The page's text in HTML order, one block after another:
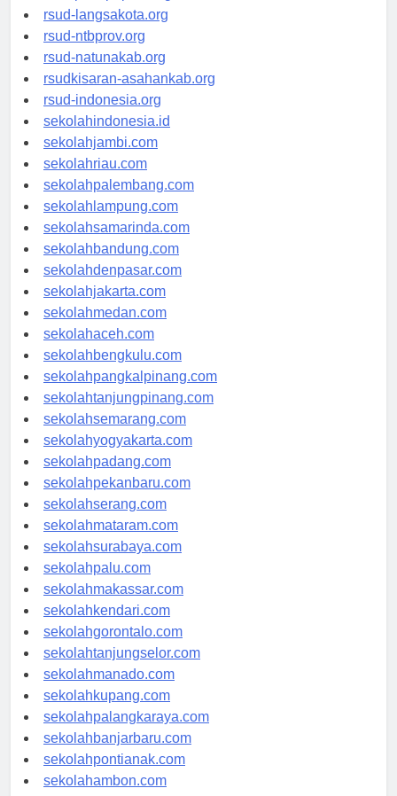
rsudtpi-kepriprov.org
rsud-langsakota.org
rsud-ntbprov.org
rsud-natunakab.org
rsudkisaran-asahankab.org
rsud-indonesia.org
sekolahindonesia.id
sekolahjambi.com
sekolahriau.com
sekolahpalembang.com
sekolahlampung.com
sekolahsamarinda.com
sekolahbandung.com
sekolahdenpasar.com
sekolahjakarta.com
sekolahmedan.com
sekolahaceh.com
sekolahbengkulu.com
sekolahpangkalpinang.com
sekolahtanjungpinang.com
sekolahsemarang.com
sekolahyogyakarta.com
sekolahpadang.com
sekolahpekanbaru.com
sekolahserang.com
sekolahmataram.com
sekolahsurabaya.com
sekolahpalu.com
sekolahmakassar.com
sekolahkendari.com
sekolahgorontalo.com
sekolahtanjungselor.com
sekolahmanado.com
sekolahkupang.com
sekolahpalangkaraya.com
sekolahbanjarbaru.com
sekolahpontianak.com